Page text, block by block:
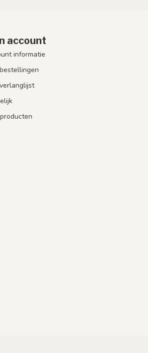
account
informatie